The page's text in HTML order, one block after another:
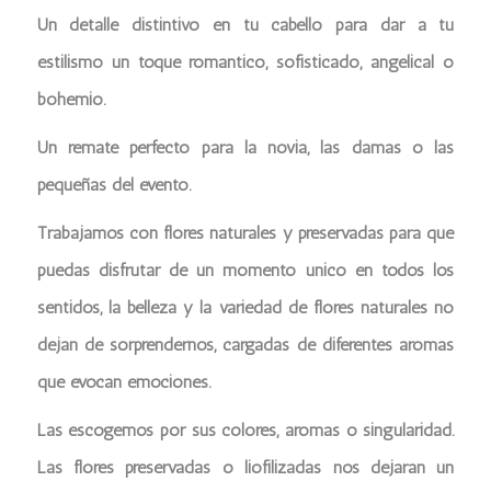
Un detalle distintivo en tu cabello para dar a tu
estilismo un toque romántico, sofisticado, angelical o
bohemio.
Un remate perfecto para la novia, las damas o las
pequeñas del evento.
Trabajamos con flores naturales y preservadas para que
puedas disfrutar de un momento único en todos los
sentidos, la belleza y la variedad de flores naturales no
dejan de sorprendernos, cargadas de diferentes aromas
que evocan emociones.
Las escogemos por sus colores, aromas o singularidad.
Las flores preservadas o liofilizadas nos dejaran un